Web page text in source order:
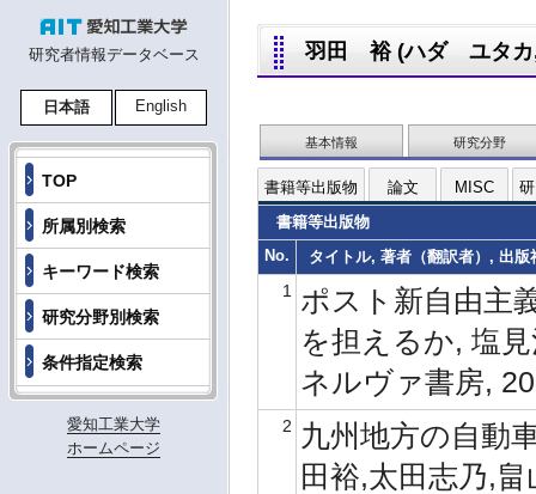
研究者情報データベース
日本語 English
TOP
所属別検索
キーワード検索
研究分野別検索
条件指定検索
愛知工業大学
ホームページ
羽田 裕 (ハダ ユタカ
基本情報 研究分野
書籍等出版物 論文 MISC
書籍等出版物
No.
タイトル, 著者（翻訳者）, 出
1
ポスト新自由主
を担えるか, 塩
ネルヴァ書房,
2
九州地方の自動
田裕,太田志乃,